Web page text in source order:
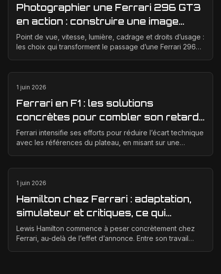
Photographier une Ferrari 296 GT3
en action : construire une image
éditoriale qui raconte la course
Point de vue, vitesse, lumière, cadrage et droits d’usage :
les choix qui transforment le passage d’une Ferrari 296
1 juin 2026
Ferrari en F1 : les solutions
concrètes pour combler son retard
technique en 2026
Ferrari intensifie ses efforts pour réduire l’écart technique
avec les références du plateau, en misant sur une
1 juin 2026
Hamilton chez Ferrari : adaptation,
simulateur et critiques, ce qui
change vraiment pour la Scuderia
Lewis Hamilton commence à peser concrètement chez
Ferrari, au-delà de l’effet d’annonce. Entre son travail